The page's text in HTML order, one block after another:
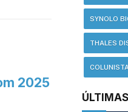
2025
SYNOLO
THALES